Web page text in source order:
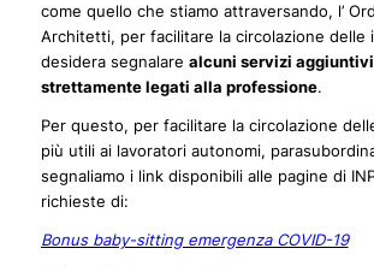
come quello che stiamo attraversando, l’
Architetti, per facilitare la circolazione delle
desidera segnalare alcuni servizi
strettamente legati alla professione.
Per questo, per facilitare la circolazione
più utili ai lavoratori autonomi,
segnaliamo i link disponibili alle pagine di
richieste di:
Bonus baby-sitting emergenza COVID-19